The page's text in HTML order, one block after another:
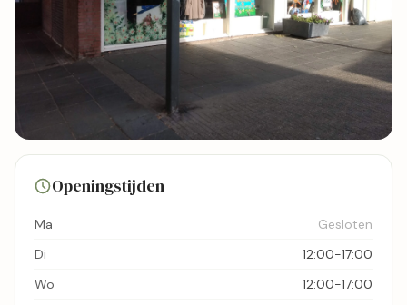
Bekijk kaart
Openingstijden
Ma
Gesloten
Di
12:00-17:00
Wo
12:00-17:00